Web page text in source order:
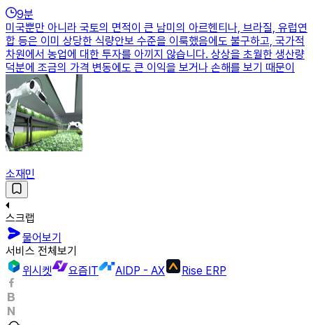
9분
미국뿐만 아니라 국토의 면적이 큰 남미의 아르헨티나, 브라질, 유럽연
합 등은 이미 상당한 식량안보 수준을 이룩했음에도 불구하고, 국가적
차원에서 농업에 대한 투자를 아끼지 않습니다. 상상을 초월한 생산량
덕분에 조금의 가격 변동에도 큰 이익을 보거나 손해를 보기 때문이
소재민
스크랩
물어보기
서비스 전체보기
위시켓
요즘IT AIDP - AX Rise ERP